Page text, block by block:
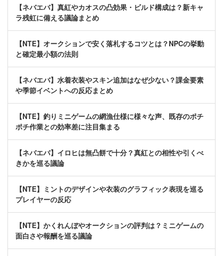
【ネバエバ】真紅やカオスの凸効果・ビルド構成は？新キャ
ラ残虹に備える議論まとめ
【NTE】オークションで安く落札するコツとは？NPCの挙動
と確定最小額の法則
【ネバエバ】水着衣装やスキン追加はなぜ少ない？課金要素
や季節イベントへの反応まとめ
【NTE】釣りミニゲームの網漁仕様に様々な声、既存のポチ
ポチ作業との効率差に注目集まる
【ネバエバ】イロヒは無凸餅で十分？真紅との相性や引くべ
きかを巡る議論
【NTE】ミントのデザインや衣装のグラフィック表現を巡る
プレイヤーの反応
【NTE】かくれんぼやオークションの評判は？ミニゲームの
面白さや報酬を巡る議論